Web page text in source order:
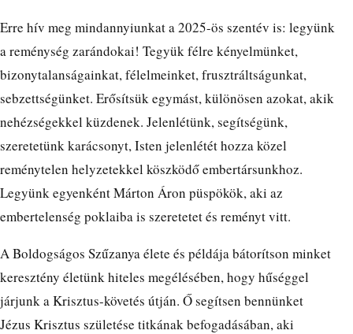
Erre hív meg mindannyiunkat a 2025-ös szentév is: legyünk
a reménység zarándokai! Tegyük félre kényelmünket,
bizonytalanságainkat, félelmeinket, frusztráltságunkat,
sebzettségünket. Erősítsük egymást, különösen azokat, akik
nehézségekkel küzdenek. Jelenlétünk, segítségünk,
szeretetünk karácsonyt, Isten jelenlétét hozza közel
reménytelen helyzetekkel köszködő embertársunkhoz.
Legyünk egyenként Márton Áron püspökök, aki az
embertelenség poklaiba is szeretetet és reményt vitt.
A Boldogságos Szűzanya élete és példája bátorítson minket
keresztény életünk hiteles megélésében, hogy hűséggel
járjunk a Krisztus-követés útján. Ő segítsen bennünket
Jézus Krisztus születése titkának befogadásában, aki